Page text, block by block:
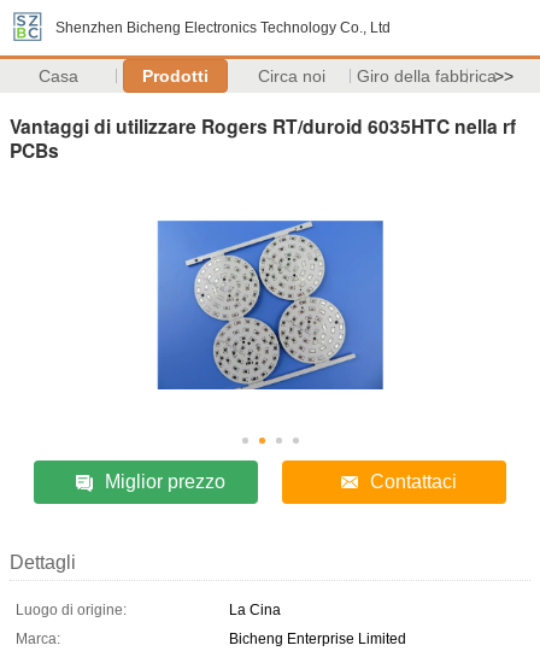
Shenzhen Bicheng Electronics Technology Co., Ltd
Casa Prodotti Circa noi Giro della fabbrica>>
Vantaggi di utilizzare Rogers RT/duroid 6035HTC nella rf
PCBs
Miglior prezzo Contattaci
Dettagli
Luogo di origine:
La Cina
Marca:
Bicheng Enterprise Limited